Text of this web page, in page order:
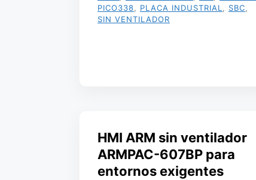
PICO338
PLACA INDUSTRIAL SBC
SIN VENTILADOR
HMI ARM sin ventilador
ARMPAC-607BP para
entornos exigentes